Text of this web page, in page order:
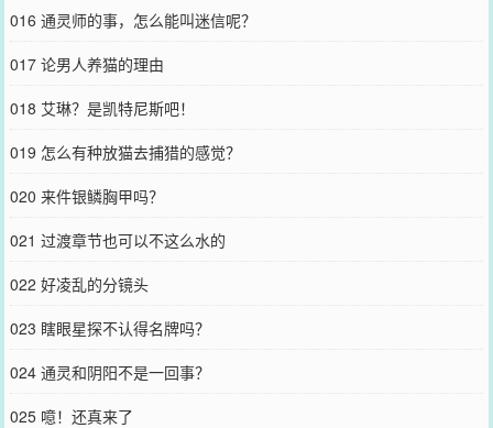
016 通灵师的事，怎么能叫迷信呢？
017 论男人养猫的理由
018 艾琳？是凯特尼斯吧！
019 怎么有种放猫去捕猎的感觉？
020 来件银鳞胸甲吗？
021 过渡章节也可以不这么水的
022 好凌乱的分镜头
023 瞎眼星探不认得名牌吗？
024 通灵和阴阳不是一回事？
025 噫！还真来了